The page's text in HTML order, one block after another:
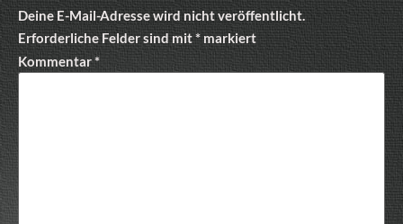
Deine E-Mail-Adresse wird nicht veröffentlicht.
Erforderliche Felder sind mit*markiert
Kommentar*